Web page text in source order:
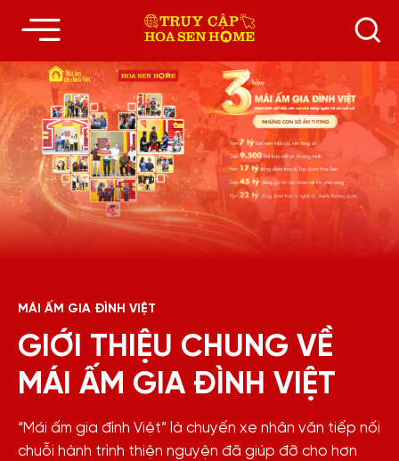
GIỚI THIỆU TẦM NHÌN - SỨ THÔNG TIN CHI
MÁI ẤM GIA ĐÌNH VIỆT
GIỚI THIỆU CHUNG VỀ
MÁI ẤM GIA ĐÌNH VIỆT
“Mái ấm gia đình Việt” là chuyến xe nhân văn tiếp nối
chuỗi hành trình thiện nguyện đã giúp đỡ cho hơn